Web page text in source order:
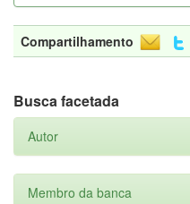
Compartilhamento
Busca facetada
Autor
Membro da banca